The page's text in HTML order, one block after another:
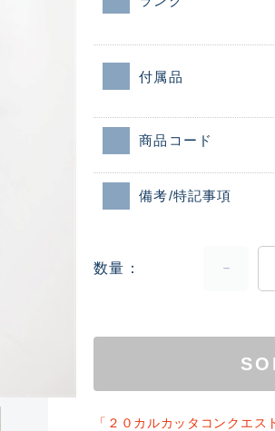
付属品
商品コード
備考/特記事項
数量
「２０カルカッタコンクエ